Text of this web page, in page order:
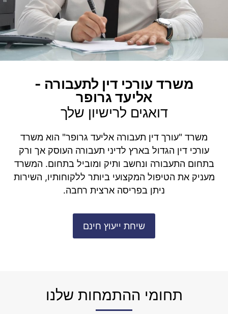
משרד עורכי דין לתעבורה -
אליעד גרופר
דואגים לרישיון שלך
משרד "עורך דין תעבורה אליעד גרופר" הוא משרד
עורכי דין הגדול בארץ לדיני תעבורה העוסק אך ורק
בתחום התעבורה ונחשב ותיק ומוביל בתחום. המשרד
מעניק את הטיפול המקצועי ביותר ללקוחותיו, השירות
ניתן בפריסה ארצית רחבה.
שיחת ייעוץ חינם
תחומי ההתמחות שלנו